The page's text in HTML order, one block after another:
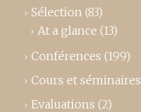
Sélection (83)
At a glance (13)
Conférences (199)
Cours et séminaires
Evaluations (2)